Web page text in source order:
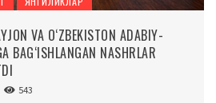
VA O‘ZBEKISTON ADABIY-
BAG‘ISHLANGAN NASHRLAR
543